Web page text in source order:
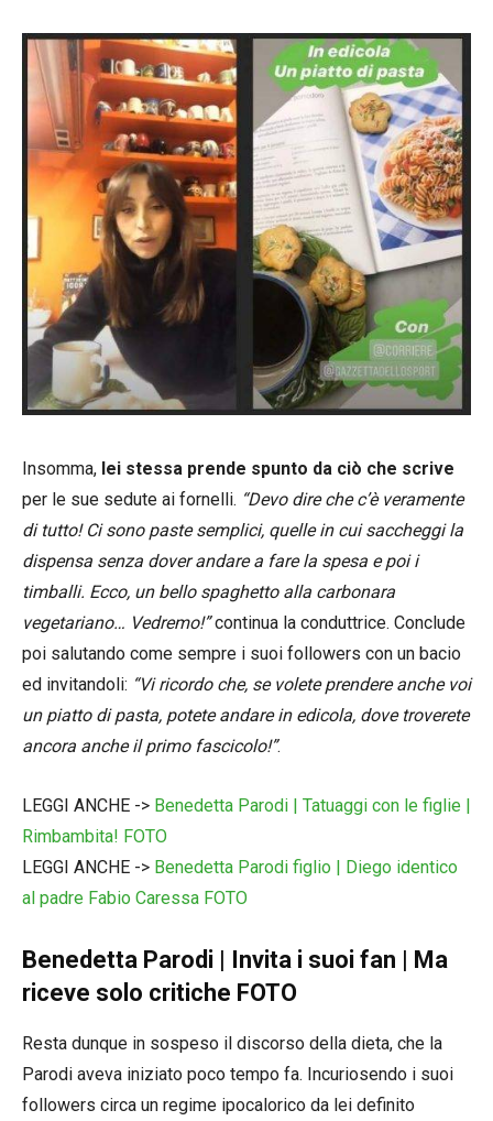
Insomma, lei stessa prende spunto da ciò che scrive
per le sue sedute ai fornelli. “Devo dire che c’è veramente
di tutto! Ci sono paste semplici, quelle in cui saccheggi la
dispensa senza dover andare a fare la spesa e poi i
timballi. Ecco, un bello spaghetto alla carbonara
vegetariano… Vedremo!”continua la conduttrice. Conclude
poi salutando come sempre i suoi followers con un bacio
ed invitandoli: “Vi ricordo che, se volete prendere anche voi
un piatto di pasta, potete andare in edicola, dove troverete
ancora anche il primo fascicolo!”.
LEGGI ANCHE -> Benedetta Parodi | Tatuaggi con le figlie |
Rimbambita! FOTO
LEGGI ANCHE -> Benedetta Parodi figlio | Diego identico
al padre Fabio Caressa FOTO
Benedetta Parodi | Invita i suoi fan | Ma
riceve solo critiche FOTO
Resta dunque in sospeso il discorso della dieta, che la
Parodi aveva iniziato poco tempo fa. Incuriosendo i suoi
followers circa un regime ipocalorico da lei definito